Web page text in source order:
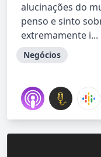
alucinações do
penso e sinto
extremamente i...
Negócios